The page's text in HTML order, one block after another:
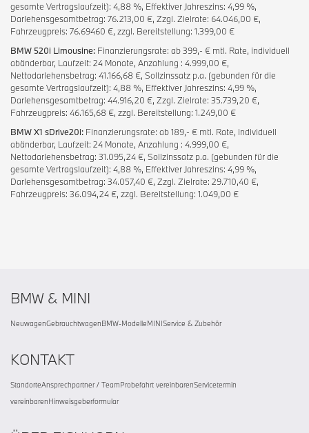
gesamte Vertragslaufzeit): 4,88 %, Effektiver Jahreszins: 4,99 %,
Darlehensgesamtbetrag: 76.213,00 €, Zzgl. Zielrate: 64.046,00 €,
Fahrzeugpreis: 76.69460 €, zzgl. Bereitstellung: 1.399,00 €
BMW 520i Limousine: Finanzierungsrate: ab 399,- € mtl. Rate, individuell
abänderbar, Laufzeit: 24 Monate, Anzahlung : 4.999,00 €,
Nettodarlehensbetrag: 41.166,68 €, Sollzinssatz p.a. (gebunden für die
gesamte Vertragslaufzeit): 4,88 %, Effektiver Jahreszins: 4,99 %,
Darlehensgesamtbetrag: 44.916,20 €, Zzgl. Zielrate: 35.739,20 €,
Fahrzeugpreis: 46.165,68 €, zzgl. Bereitstellung: 1.249,00 €
BMW X1 sDrive20i: Finanzierungsrate: ab 189,- € mtl. Rate, individuell
abänderbar, Laufzeit: 24 Monate, Anzahlung : 4.999,00 €,
Nettodarlehensbetrag: 31.095,24 €, Sollzinssatz p.a. (gebunden für die
gesamte Vertragslaufzeit): 4,88 %, Effektiver Jahreszins: 4,99 %,
Darlehensgesamtbetrag: 34.057,40 €, Zzgl. Zielrate: 29.710,40 €,
Fahrzeugpreis: 36.094,24 €, zzgl. Bereitstellung: 1.049,00 €
BMW & MINI
NeuwagenGebrauchtwagenBMW-ModelleMINIService & Zubehör
KONTAKT
StandorteAnsprechpartner / TeamProbefahrt vereinbarenServicetermin
vereinbarenHinweisgeberformular